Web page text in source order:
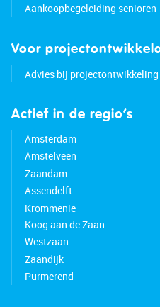
Aankoopbegeleiding senioren
Voor
Advies bij projectontwikkeling
Actief in de regio’s
Amsterdam
Amstelveen
Zaandam
Assendelft
Krommenie
Koog aan de Zaan
Westzaan
Zaandijk
Purmerend